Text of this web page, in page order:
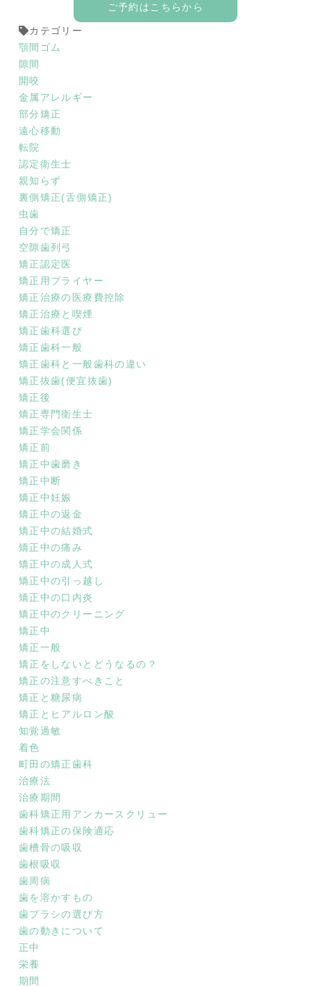
ご予約はこちらから
カテゴリー
顎間ゴム
隙間
開咬
金属アレルギー
部分矯正
遠心移動
転院
認定衛生士
親知らず
裏側矯正(舌側矯正)
虫歯
自分で矯正
空隙歯列弓
矯正認定医
矯正用プライヤー
矯正治療の医療費控除
矯正治療と喫煙
矯正歯科選び
矯正歯科一般
矯正歯科と一般歯科の違い
矯正抜歯(便宜抜歯)
矯正後
矯正専門衛生士
矯正学会関係
矯正前
矯正中歯磨き
矯正中断
矯正中妊娠
矯正中の返金
矯正中の結婚式
矯正中の痛み
矯正中の成人式
矯正中の引っ越し
矯正中の口内炎
矯正中のクリーニング
矯正中
矯正一般
矯正をしないとどうなるの？
矯正の注意すべきこと
矯正と糖尿病
矯正とヒアルロン酸
知覚過敏
着色
町田の矯正歯科
治療法
治療期間
歯科矯正用アンカースクリュー
歯科矯正の保険適応
歯槽骨の吸収
歯根吸収
歯周病
歯を溶かすもの
歯ブラシの選び方
歯の動きについて
正中
栄養
期間